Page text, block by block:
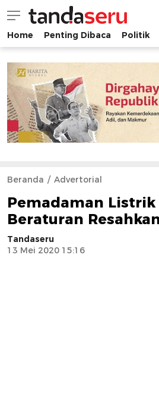
tandaseru.com | Penting
tandaseru.com
Home Penting Dibaca Politik
Beranda Advertorial
Pemadaman
Beraturan
Tandaseru
13 Mei 2020 15:16